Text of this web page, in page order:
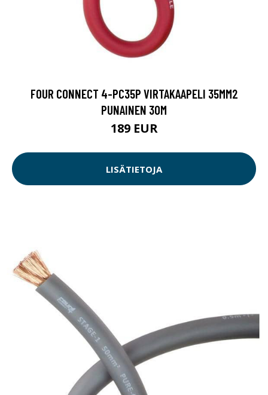
FOUR CONNECT 4-PC35P VIRTAKAAPELI 35MM2
PUNAINEN 30M
189 EUR
LISÄTIETOJA